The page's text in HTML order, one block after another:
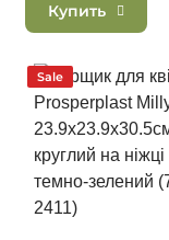
Купить
Sale